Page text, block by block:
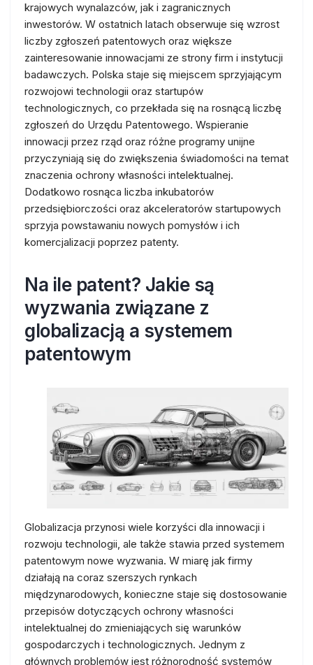
krajowych wynalazców, jak i zagranicznych
inwestorów. W ostatnich latach obserwuje się wzrost
liczby zgłoszeń patentowych oraz większe
zainteresowanie innowacjami ze strony firm i instytucji
badawczych. Polska staje się miejscem sprzyjającym
rozwojowi technologii oraz startupów
technologicznych, co przekłada się na rosnącą liczbę
zgłoszeń do Urzędu Patentowego. Wspieranie
innowacji przez rząd oraz różne programy unijne
przyczyniają się do zwiększenia świadomości na temat
znaczenia ochrony własności intelektualnej.
Dodatkowo rosnąca liczba inkubatorów
przedsiębiorczości oraz akceleratorów startupowych
sprzyja powstawaniu nowych pomysłów i ich
komercjalizacji poprzez patenty.
Na ile patent? Jakie są
wyzwania związane z
globalizacją a systemem
patentowym
Globalizacja przynosi wiele korzyści dla innowacji i
rozwoju technologii, ale także stawia przed systemem
patentowym nowe wyzwania. W miarę jak firmy
działają na coraz szerszych rynkach
międzynarodowych, konieczne staje się dostosowanie
przepisów dotyczących ochrony własności
intelektualnej do zmieniających się warunków
gospodarczych i technologicznych. Jednym z
głównych problemów jest różnorodność systemów